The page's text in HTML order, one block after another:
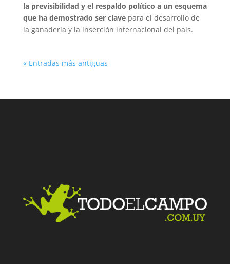
la previsibilidad y el respaldo político a un esquema
que ha demostrado ser clavepara el desarrollo de
la ganadería y la inserción internacional del país.
« Entradas más antiguas